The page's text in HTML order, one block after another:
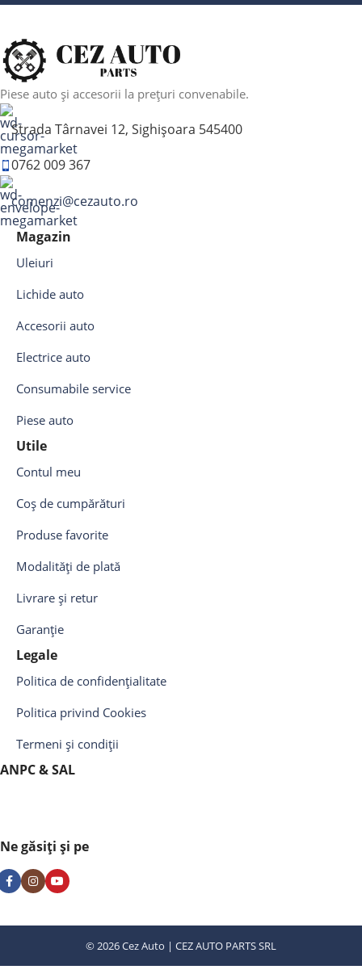
Piese auto și accesorii la prețuri convenabile.
Strada Târnavei 12, Sighișoara 545400
0762 009 367
comenzi@cezauto.ro
Magazin
Uleiuri
Lichide auto
Accesorii auto
Electrice auto
Consumabile service
Piese auto
Utile
Contul meu
Coș de cumpărături
Produse favorite
Modalități de plată
Livrare și retur
Garanție
Legale
Politica de confidențialitate
Politica privind Cookies
Termeni și condiții
ANPC & SAL
Ne găsiți și pe
© 2026 Cez Auto | CEZ AUTO PARTS SRL